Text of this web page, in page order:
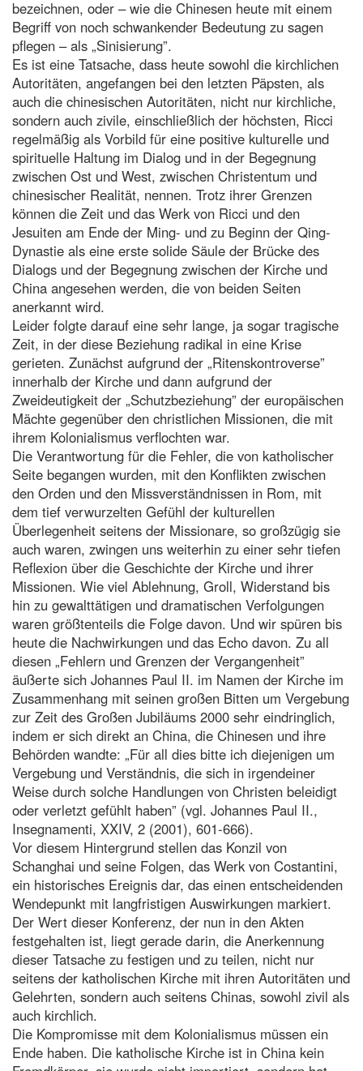
bezeichnen, oder – wie die Chinesen heute mit einem
Begriff von noch schwankender Bedeutung zu sagen
pflegen – als „Sinisierung”.
Es ist eine Tatsache, dass heute sowohl die kirchlichen
Autoritäten, angefangen bei den letzten Päpsten, als
auch die chinesischen Autoritäten, nicht nur kirchliche,
sondern auch zivile, einschließlich der höchsten, Ricci
regelmäßig als Vorbild für eine positive kulturelle und
spirituelle Haltung im Dialog und in der Begegnung
zwischen Ost und West, zwischen Christentum und
chinesischer Realität, nennen. Trotz ihrer Grenzen
können die Zeit und das Werk von Ricci und den
Jesuiten am Ende der Ming- und zu Beginn der Qing-
Dynastie als eine erste solide Säule der Brücke des
Dialogs und der Begegnung zwischen der Kirche und
China angesehen werden, die von beiden Seiten
anerkannt wird.
Leider folgte darauf eine sehr lange, ja sogar tragische
Zeit, in der diese Beziehung radikal in eine Krise
gerieten. Zunächst aufgrund der „Ritenskontroverse”
innerhalb der Kirche und dann aufgrund der
Zweideutigkeit der „Schutzbeziehung” der europäischen
Mächte gegenüber den christlichen Missionen, die mit
ihrem Kolonialismus verflochten war.
Die Verantwortung für die Fehler, die von katholischer
Seite begangen wurden, mit den Konflikten zwischen
den Orden und den Missverständnissen in Rom, mit
dem tief verwurzelten Gefühl der kulturellen
Überlegenheit seitens der Missionare, so großzügig sie
auch waren, zwingen uns weiterhin zu einer sehr tiefen
Reflexion über die Geschichte der Kirche und ihrer
Missionen. Wie viel Ablehnung, Groll, Widerstand bis
hin zu gewalttätigen und dramatischen Verfolgungen
waren größtenteils die Folge davon. Und wir spüren bis
heute die Nachwirkungen und das Echo davon. Zu all
diesen „Fehlern und Grenzen der Vergangenheit”
äußerte sich Johannes Paul II. im Namen der Kirche im
Zusammenhang mit seinen großen Bitten um Vergebung
zur Zeit des Großen Jubiläums 2000 sehr eindringlich,
indem er sich direkt an China, die Chinesen und ihre
Behörden wandte: „Für all dies bitte ich diejenigen um
Vergebung und Verständnis, die sich in irgendeiner
Weise durch solche Handlungen von Christen beleidigt
oder verletzt gefühlt haben” (vgl. Johannes Paul II.,
Insegnamenti, XXIV, 2 (2001), 601-666).
Vor diesem Hintergrund stellen das Konzil von
Schanghai und seine Folgen, das Werk von Costantini,
ein historisches Ereignis dar, das einen entscheidenden
Wendepunkt mit langfristigen Auswirkungen markiert.
Der Wert dieser Konferenz, der nun in den Akten
festgehalten ist, liegt gerade darin, die Anerkennung
dieser Tatsache zu festigen und zu teilen, nicht nur
seitens der katholischen Kirche mit ihren Autoritäten und
Gelehrten, sondern auch seitens Chinas, sowohl zivil als
auch kirchlich.
Die Kompromisse mit dem Kolonialismus müssen ein
Ende haben. Die katholische Kirche ist in China kein